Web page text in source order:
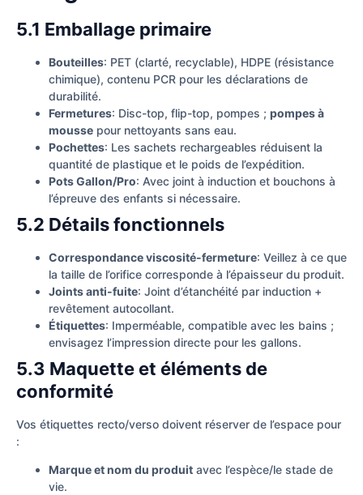
5.1 Emballage primaire
Bouteilles: PET (clarté, recyclable), HDPE (résistance
chimique), contenu PCR pour les déclarations de
durabilité.
Fermetures: Disc-top, flip-top, pompes ; pompes à
mousse pour nettoyants sans eau.
Pochettes: Les sachets rechargeables réduisent la
quantité de plastique et le poids de l’expédition.
Pots Gallon/Pro: Avec joint à induction et bouchons à
l’épreuve des enfants si nécessaire.
5.2 Détails fonctionnels
Correspondance viscosité-fermeture: Veillez à ce que
la taille de l’orifice corresponde à l’épaisseur du produit.
Joints anti-fuite: Joint d’étanchéité par induction +
revêtement autocollant.
Étiquettes: Imperméable, compatible avec les bains ;
envisagez l’impression directe pour les gallons.
5.3 Maquette et éléments de
conformité
Vos étiquettes recto/verso doivent réserver de l’espace pour
:
Marque et nom du produit avec l’espèce/le stade de
vie.